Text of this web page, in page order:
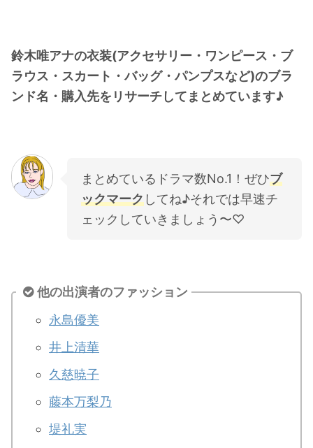
【よく検索されてる男性芸能人】
・ 目黒蓮
・赤楚衛二
・ 木村拓哉（キムタク）
松下洸平
山田裕貴
田中圭
バラエティ番組衣裳
鈴木唯アナの衣装(アクセサリー・ワンピース・ブ
ラウス・スカート・バッグ・パンプスなど)のブラ
ンド名・購入先をリサーチしてまとめています♪
まとめているドラマ数No.1！ぜひブ
ックマークしてね♪それでは早速チ
ェックしていきましょう〜♡
他の出演者のファッション
永島優美
井上清華
久慈暁子
藤本万梨乃
堤礼実